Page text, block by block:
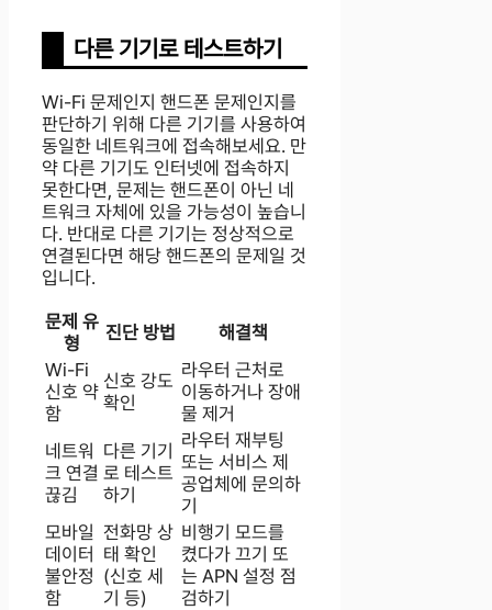
다른 기기로 테스트하기
Wi-Fi 문제인지 핸드폰 문제인지를
판단하기 위해 다른 기기를 사용하여
동일한 네트워크에 접속해보세요. 만
약 다른 기기도 인터넷에 접속하지
못한다면, 문제는 핸드폰이 아닌 네
트워크 자체에 있을 가능성이 높습니
다. 반대로 다른 기기는 정상적으로
연결된다면 해당 핸드폰의 문제일 것
입니다.
문제 유
형
진단 방법
해결책
Wi-Fi
신호 약
함
신호 강도
확인
라우터 근처로
이동하거나 장애
물 제거
네트워
크 연결
끊김
다른 기기
로 테스트
하기
라우터 재부팅
또는 서비스 제
공업체에 문의하
기
모바일
데이터
불안정
함
전화망 상
태 확인
(신호 세
기 등)
비행기 모드를
켰다가 끄기 또
는 APN 설정 점
검하기